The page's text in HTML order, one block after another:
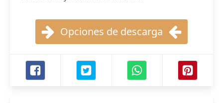
Opciones de descarga